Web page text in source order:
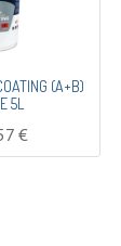
(A+B)
5L
€